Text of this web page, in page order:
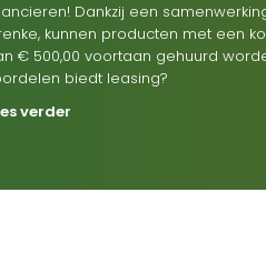
Dankzij een
kunnen producten met een
€ 500,00 voortaan gehuurd
biedt leasing?
verder